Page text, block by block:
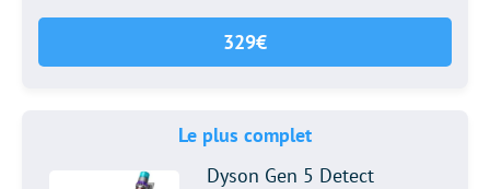
329€
Le plus complet
Dyson Gen 5 Detect